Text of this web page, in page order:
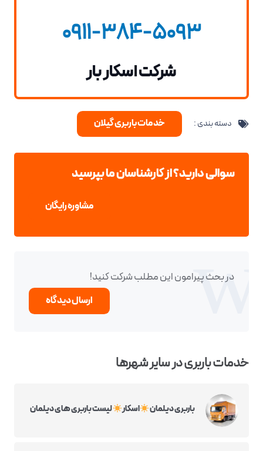
0911-384-5093
شرکت اسکار بار
دسته بندی : خدمات باربری گیلان
سوالی دارید؟ از کارشناسان ما بپرسید
مشاوره رایگان
در بحث‌‌ پیرامون این مطلب شرکت کنید!
ارسال دیدگاه
خدمات باربری در سایر شهرها
باربری دیلمان اسکار لیست باربری های دیلمان